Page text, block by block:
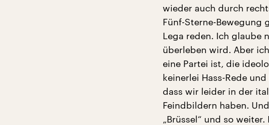
wieder auch durch
Fünf-Sterne-Bewegung
Lega reden. Ich glaube
überleben wird. Aber
eine Partei ist, die
keinerlei Hass-Rede
dass wir leider in der
Feindbildern haben.
„Brüssel“ und so